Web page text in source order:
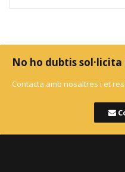
No ho dubtis
Contacta amb nosaltres i et